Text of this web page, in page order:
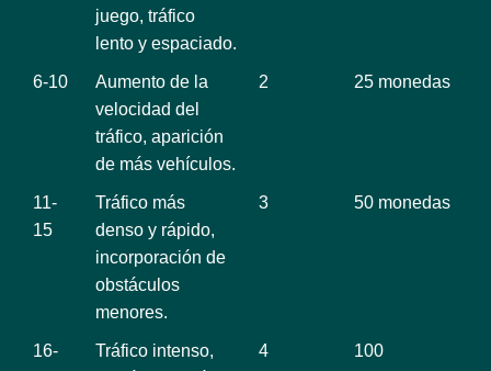
juego, tráfico
lento y espaciado.
6-10
Aumento de la
velocidad del
tráfico, aparición
de más vehículos.
2 25 monedas
11-
15
Tráfico más
denso y rápido,
incorporación de
obstáculos
menores.
3 50 monedas
16-
Tráfico intenso,
4
100